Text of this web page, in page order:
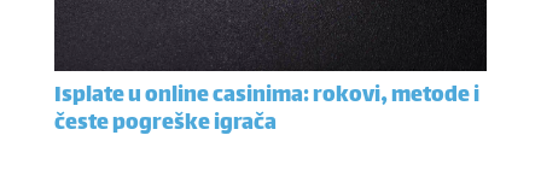
Isplate u online casinima: rokovi, metode i
česte pogreške igrača